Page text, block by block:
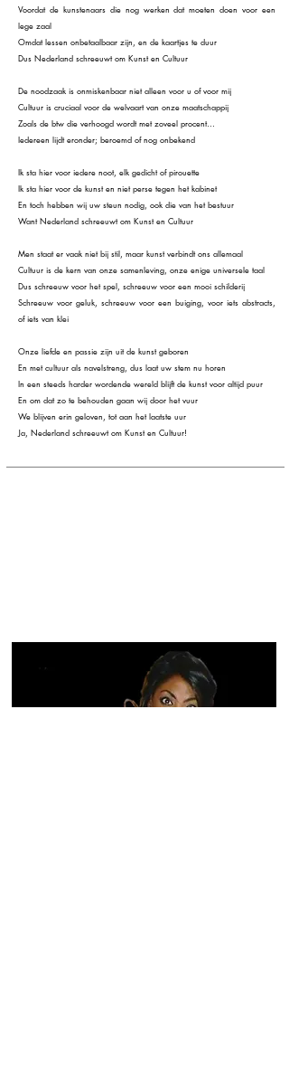
Voordat de kunstenaars die nog werken dat moeten doen voor een
lege zaal
Omdat lessen onbetaalbaar zijn, en de kaartjes te duur
Dus Nederland schreeuwt om Kunst en Cultuur
De noodzaak is onmiskenbaar niet alleen voor u of voor mij
Cultuur is cruciaal voor de welvaart van onze maatschappij
Zoals de btw die verhoogd wordt met zoveel procent…
Iedereen lijdt eronder; beroemd of nog onbekend
Ik sta hier voor iedere noot, elk gedicht of pirouette
Ik sta hier voor de kunst en niet perse tegen het kabinet
En toch hebben wij uw steun nodig, ook die van het bestuur
Want Nederland schreeuwt om Kunst en Cultuur
Men staat er vaak niet bij stil, maar kunst verbindt ons allemaal
Cultuur is de kern van onze samenleving, onze enige universele taal
Dus schreeuw voor het spel, schreeuw voor een mooi schilderij
Schreeuw voor geluk, schreeuw voor een buiging, voor iets abstracts,
of iets van klei
Onze liefde en passie zijn uit de kunst geboren
En met cultuur als navelstreng, dus laat uw stem nu horen
In een steeds harder wordende wereld blijft de kunst voor altijd puur
En om dat zo te behouden gaan wij door het vuur
We blijven erin geloven, tot aan het laatste uur
Ja, Nederland schreeuwt om Kunst en Cultuur!